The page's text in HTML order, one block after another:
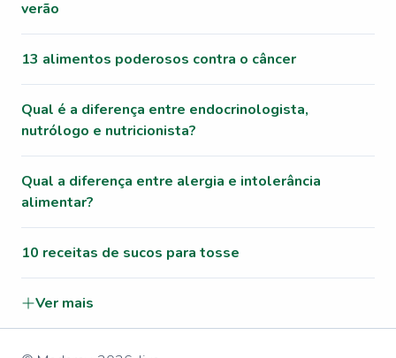
verão
13 alimentos poderosos contra o câncer
Qual é a diferença entre endocrinologista,
nutrólogo e nutricionista?
Qual a diferença entre alergia e intolerância
alimentar?
10 receitas de sucos para tosse
Ver mais